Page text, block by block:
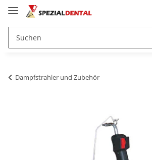
Dampfstrahler und Zubehör